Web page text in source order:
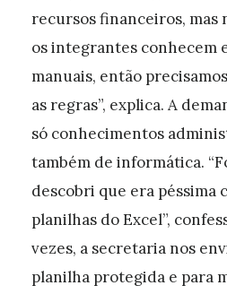
recursos financeiros, mas
os integrantes conhecem
manuais, então
as regras”, explica. A
só conhecimentos
também de informática.
descobri que era péssima
planilhas do Excel”,
vezes, a secretaria nos
planilha protegida e para